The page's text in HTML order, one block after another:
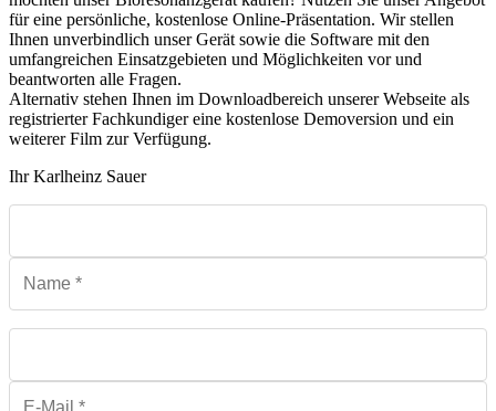
für eine persönliche, kostenlose Online-Präsentation. Wir stellen
Ihnen unverbindlich unser Gerät sowie die Software mit den
umfangreichen Einsatzgebieten und Möglichkeiten vor und
beantworten alle Fragen.
Alternativ stehen Ihnen im Downloadbereich unserer Webseite als
registrierter Fachkundiger eine kostenlose Demoversion und ein
weiterer Film zur Verfügung.
Ihr Karlheinz Sauer